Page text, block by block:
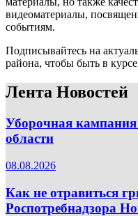
видеоматериалы,
событиям.
Подписывайтесь на
района, чтобы быть в
Лента Новостей
Уборочная
области
08.08.2026
Как не отравиться
Роспотребнадзора